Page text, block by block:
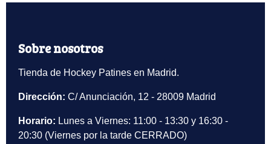
Sobre nosotros
Tienda de Hockey Patines en Madrid.
Dirección: C/ Anunciación, 12 - 28009 Madrid
Horario: Lunes a Viernes: 11:00 - 13:30 y 16:30 -
20:30 (Viernes por la tarde CERRADO)